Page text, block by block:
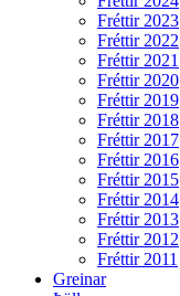
Fréttir 2023
Fréttir 2022
Fréttir 2021
Fréttir 2020
Fréttir 2019
Fréttir 2018
Fréttir 2017
Fréttir 2016
Fréttir 2015
Fréttir 2014
Fréttir 2013
Fréttir 2012
Fréttir 2011
Greinar